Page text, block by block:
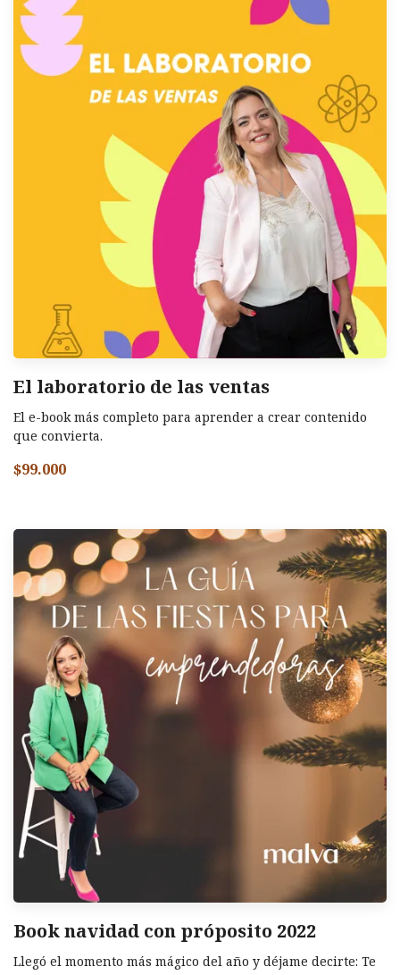
El laboratorio de las ventas
El e-book más completo para aprender a crear contenido
que convierta.
$99.000
Book navidad con próposito 2022
Llegó el momento más mágico del año y déjame decirte: Te